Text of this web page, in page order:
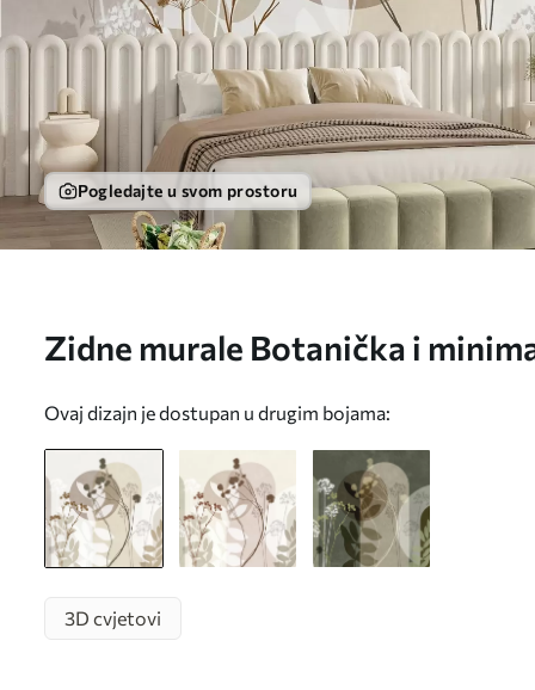
Pogledajte u svom prostoru
Zidne murale Botanička i
w09906
Ovaj dizajn je dostupan u drugim bojama:
3D cvjetovi